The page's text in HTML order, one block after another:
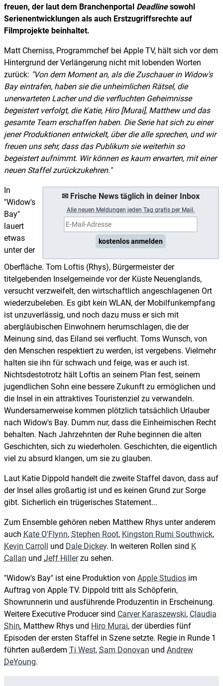
freuen, der laut dem Branchenportal Deadlinesowohl
Serienentwicklungen als auch Erstzugriffsrechte auf
Filmprojekte beinhaltet.
Matt Cherniss, Programmchef bei Apple TV, hält sich vor dem
Hintergrund der Verlängerung nicht mit lobenden Worten
zurück: "Von dem Moment an, als die Zuschauer in Widow's
Bay eintrafen, haben sie die unheimlichen Rätsel, die
unerwarteten Lacher und die verfluchten Geheimnisse
begeistert verfolgt, die Katie, Hiro [Murai], Matthew und das
gesamte Team erschaffen haben. Die Serie hat sich zu einer
jener Produktionen entwickelt, über die alle sprechen, und wir
freuen uns sehr, dass das Publikum sie weiterhin so
begeistert aufnimmt. Wir können es kaum erwarten, mit einer
neuen Staffel zurückzukehren."
✉ Frische News täglich in deiner Inbox
Alle neuen Meldungen jeden Tag gratis per Mail.
kostenlos anmelden
In
"Widow's
Bay"
lauert
etwas
unter der
Oberfläche. Tom Loftis (Rhys), Bürgermeister der
titelgebenden Inselgemeinde vor der Küste Neuenglands,
versucht verzweifelt, den wirtschaftlich angeschlagenen Ort
wiederzubeleben. Es gibt kein WLAN, der Mobilfunkempfang
ist unzuverlässig, und noch dazu muss er sich mit
abergläubischen Einwohnern herumschlagen, die der
Meinung sind, das Eiland sei verflucht. Toms Wunsch, von
den Menschen respektiert zu werden, ist vergebens. Vielmehr
halten sie ihn für schwach und feige, was er auch ist.
Nichtsdestotrotz hält Loftis an seinem Plan fest, seinem
jugendlichen Sohn eine bessere Zukunft zu ermöglichen und
die Insel in ein attraktives Touristenziel zu verwandeln.
Wundersamerweise kommen plötzlich tatsächlich Urlauber
nach Widow's Bay. Dumm nur, dass die Einheimischen Recht
behalten. Nach Jahrzehnten der Ruhe beginnen die alten
Geschichten, sich zu wiederholen. Geschichten, die eigentlich
viel zu absurd klangen, um sie zu glauben.
Laut Katie Dippold handelt die zweite Staffel davon, dass auf
der Insel alles großartig ist und es keinen Grund zur Sorge
gibt. Sicherlich ein trügerisches Statement...
Zum Ensemble gehören neben Matthew Rhys unter anderem
auch Kate O'Flynn, Stephen Root, Kingston Rumi Southwick,
Kevin Carroll und Dale Dickey. In weiteren Rollen sind K
Callan und Jeff Hillerzu sehen.
"Widow's Bay" ist eine Produktion von Apple Studios im
Auftrag von Apple TV. Dippold tritt als Schöpferin,
Showrunnerin und ausführende Produzentin in Erscheinung.
Weitere Executive Producer sind Carver Karaszewski, Claudia
Shin, Matthew Rhys und Hiro Murai, der überdies fünf
Episoden der ersten Staffel in Szene setzte. Regie in Runde 1
führten außerdem Ti West, Sam Donovan und Andrew
DeYoung.